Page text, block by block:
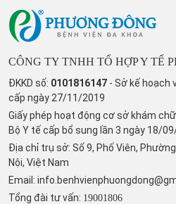
CÔNG TY TNHH TỔ HỢP Y TẾ
ĐKKD số: 0101816147 - Sở kế hoạch
cấp ngày 27/11/2019
Giấy phép hoạt động cơ sở khám
Bộ Y tế cấp bổ sung lần 3 ngày 18/
Địa chỉ trụ sở: Số 9, Phố Viên,
Nội, Việt Nam
Email:
Tổng đài tư vấn: 19001806